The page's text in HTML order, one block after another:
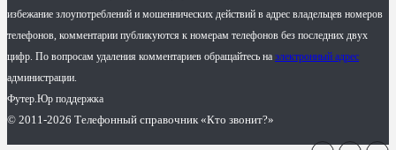
избежание злоупотреблений и мошеннических действий в адрес владельцев номеров
телефонов, комментарии публикуются к номерам телефонов без последних двух
цифр. По вопросам удаления комментариев обращайтесь на электронный адрес
администрации.
Футер.Юр поддержка
© 2011-2026 Телефонный справочник «Кто звонит?»